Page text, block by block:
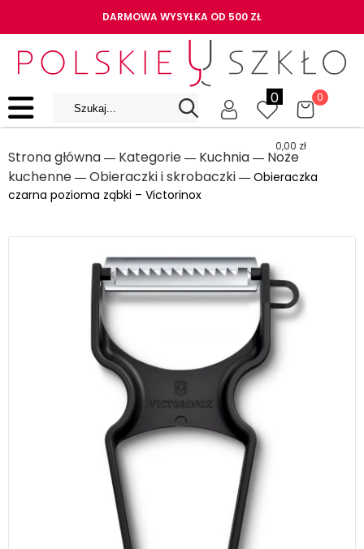
DARMOWA WYSYŁKA OD 500 ZŁ
0 0
0,00 zł
Strona główna ― Kategorie ― Kuchnia ― Noże
kuchenne ― Obieraczki i skrobaczki ― Obieraczka
czarna pozioma ząbki – Victorinox